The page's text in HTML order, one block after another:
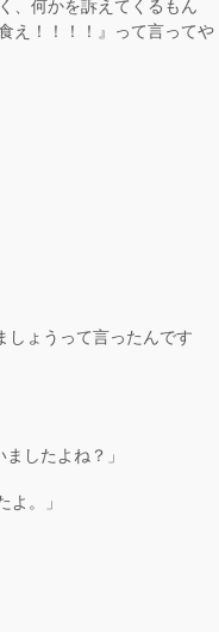
、何かを訴えてくるもん
え！！！！』って言ってや
しょうって言ったんです
したよね？」
。」